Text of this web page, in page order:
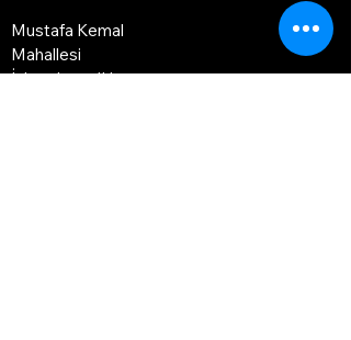
Mustafa Kemal
Mahallesi
İskenderun/Hatay